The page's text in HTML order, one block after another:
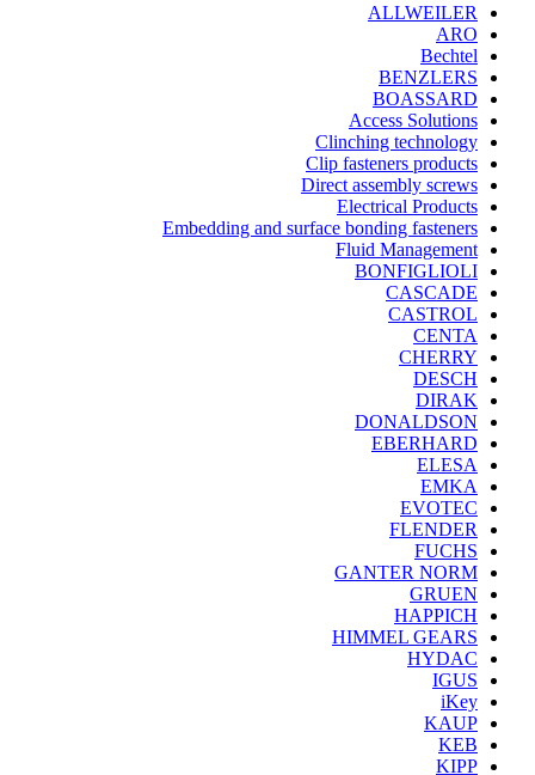
ALLWEILER
ARO
Bechtel
BENZLERS
BOASSARD
Access Solutions
Clinching technology
Clip fasteners products
Direct assembly screws
Electrical Products
Embedding and surface bonding fasteners
Fluid Management
BONFIGLIOLI
CASCADE
CASTROL
CENTA
CHERRY
DESCH
DIRAK
DONALDSON
EBERHARD
ELESA
EMKA
EVOTEC
FLENDER
FUCHS
GANTER NORM
GRUEN
HAPPICH
HIMMEL GEARS
HYDAC
IGUS
iKey
KAUP
KEB
KIPP